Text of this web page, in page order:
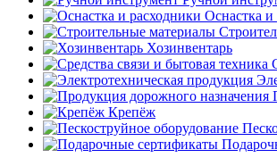
Оснастка и
Хозинвентарь
Крепёж